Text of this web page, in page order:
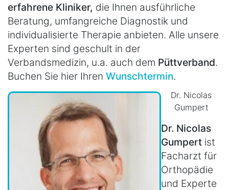
erfahrene Kliniker, die Ihnen ausführliche
Beratung, umfangreiche Diagnostik und
individualisierte Therapie anbieten. Alle unsere
Experten sind geschult in der
Verbandsmedizin, u.a. auch dem Püttverband.
Buchen Sie hier Ihren Wunschtermin.
Dr. Nicolas
Gumpert
Dr. Nicolas
Gumpert ist
Facharzt für
Orthopädie
und Experte